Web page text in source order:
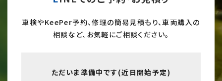
車検やKeePer予約、修理の簡易見積もり、車両購入の
相談など、お気軽にご相談ください。
ただいま準備中です(近日開始予定)